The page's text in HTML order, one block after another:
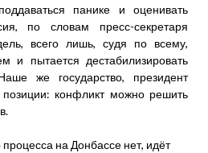
панике и оценивать
по словам пресс-секретаря
всего лишь, судя по всему,
и пытается дестабилизировать
же государство, президент
позиции: конфликт можно решить
на Донбассе нет, идёт